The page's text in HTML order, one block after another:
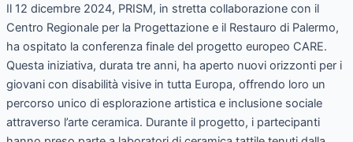
Il 12 dicembre 2024, PRISM, in stretta collaborazione con il
Centro Regionale per la Progettazione e il Restauro di Palermo,
ha ospitato la conferenza finale del progetto europeo CARE.
Questa iniziativa, durata tre anni, ha aperto nuovi orizzonti per i
giovani con disabilità visive in tutta Europa, offrendo loro un
percorso unico di esplorazione artistica e inclusione sociale
attraverso l’arte ceramica. Durante il progetto, i partecipanti
arte,
inclusione
e
innovazione
sociale
per
i